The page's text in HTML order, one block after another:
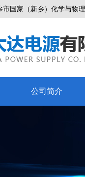
市国家（新乡）化学与物
公司简介